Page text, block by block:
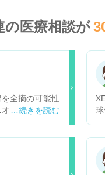
の医療相談が
全摘の可能性
ンを受けるに